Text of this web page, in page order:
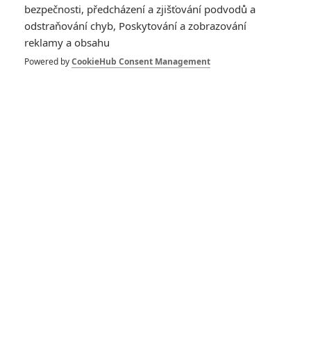
bezpečnosti, předcházení a zjišťování podvodů a
odstraňování chyb, Poskytování a zobrazování
reklamy a obsahu
Powered byCookieHub Consent Management